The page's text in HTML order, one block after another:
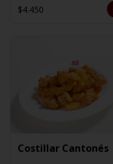
$4.450
Costillar Cantonés